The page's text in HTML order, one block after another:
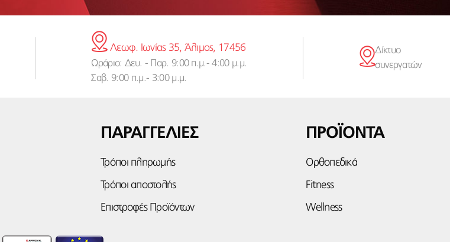
Λεωφ. Ιωνίας 35, Άλιμος, 17456
Ωράριο: Δευ. - Παρ. 9:00 π.μ.- 4:00 μ.μ.
Σαβ. 9:00 π.μ.- 3:00 μ.μ.
Δίκτυο
συνεργατών
ΠΑΡΑΓΓΕΛΙΕΣ
Τρόποι πληρωμής
Τρόποι αποστολής
Επιστροφές Προϊόντων
ΠΡΟΪΟΝΤΑ
Ορθοπεδικά
Fitness
Wellness